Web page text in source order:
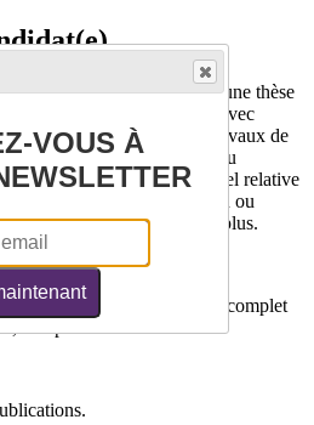
devra être titulaire d'une thèse
Cognitive en lien fort avec
avoir une expérience de travaux de
environnements virtuels ou
en développement logiciel relative
relative à la formation ou
immersifs constituera un plus.
leur dossier de candidature complet
comprenant :
VOUS À